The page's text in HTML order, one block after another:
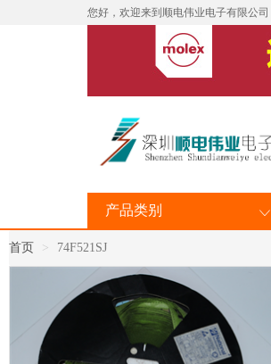
您好，欢迎来到顺电伟业电子有限公司
产品类别
首页 74F521SJ